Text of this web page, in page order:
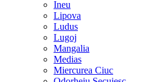
Ineu
Lipova
Ludus
Lugoj
Mangalia
Medias
Miercurea Ciuc